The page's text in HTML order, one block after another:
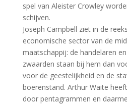
spel van Aleister Crowley
schijven.
Joseph Campbell ziet in de
economische sector van de
maatschappij: de handelaren
zwaarden staan bij hem dan
voor de geestelijkheid en de
boerenstand. Arthur Waite
door pentagrammen en